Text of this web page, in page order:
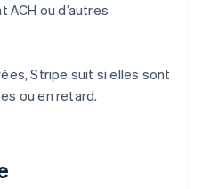
ou d’autres
Stripe suit si elles sont
ou en retard.